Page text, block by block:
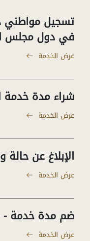
تسجيل مواطني
في دول مجلس
عرض الخدمة
شراء مدة خدمة
عرض الخدمة
الإبلاغ عن حالة
عرض الخدمة
ضم مدة خدمة -
عرض الخدمة